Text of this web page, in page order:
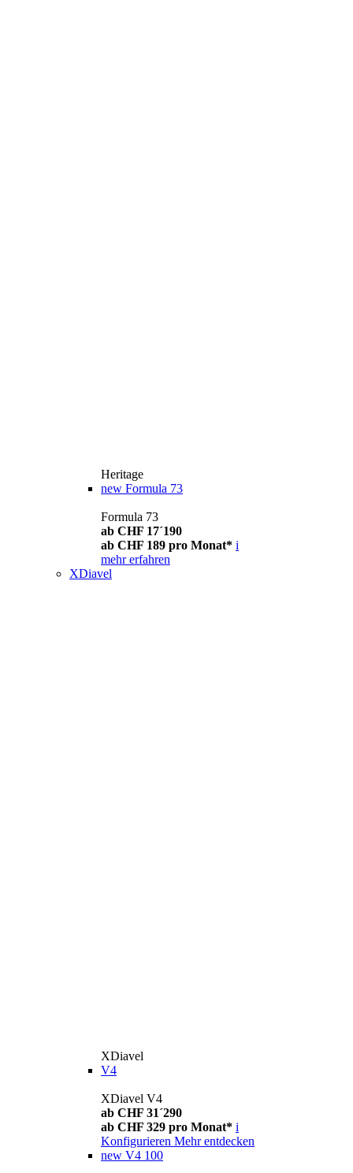
Heritage
new Formula 73
Formula 73
ab CHF 17´190
ab CHF 189 pro Monat* i
mehr erfahren
XDiavel
XDiavel
V4
XDiavel V4
ab CHF 31´290
ab CHF 329 pro Monat* i
Konfigurieren Mehr entdecken
new V4 100